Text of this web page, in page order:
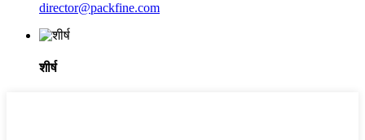
director@packfine.com
शीर्ष